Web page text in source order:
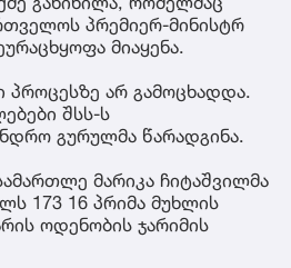
პრემიერ-მინისტრ
მიაყენა.
პროცესზე არ გამოცხადდა.
შსს-ს
გურულმა წარადგინა.
მარიკა ჩიტაშვილმა
173 16 პრიმა მუხლის
ოდენობის ჯარიმის